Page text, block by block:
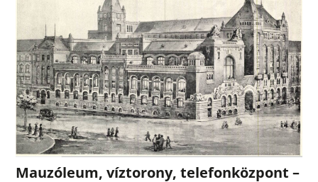
Mauzóleum, víztorony, telefonközpont –